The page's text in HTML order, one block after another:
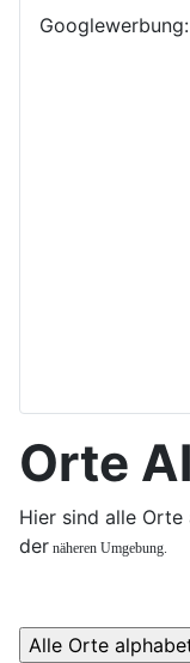
Googlewerbung:
Orte
Hier sind alle
der näheren Umgebung.